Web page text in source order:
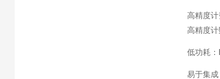
高精度
高精度
低功耗
易于集